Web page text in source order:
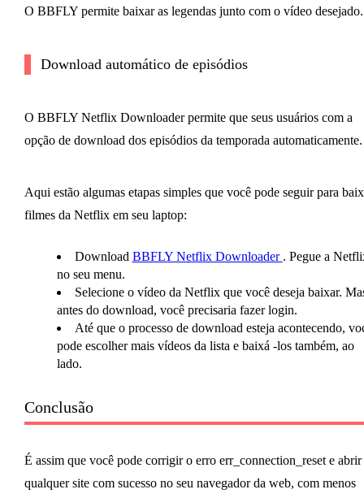
O BBFLY permite baixar as legendas junto com o vídeo desejado.
Download automático de episódios
O BBFLY Netflix Downloader permite que seus usuários com a
opção de download dos episódios da temporada automaticamente.
Aqui estão algumas etapas simples que você pode seguir para
filmes da Netflix em seu laptop:
Download BBFLY Netflix Downloader . Pegue a
no seu menu.
Selecione o vídeo da Netflix que você deseja baixar.
antes do download, você precisaria fazer login.
Até que o processo de download esteja acontecendo,
pode escolher mais vídeos da lista e baixá -los também, ao
lado.
Conclusão
É assim que você pode corrigir o erro err_connection_reset e abrir
qualquer site com sucesso no seu navegador da web, com menos